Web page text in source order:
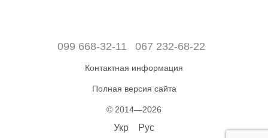
099 668-32-11 067 232-68-22
Контактная информация
Полная версия сайта
© 2014—2026
Укр Рус